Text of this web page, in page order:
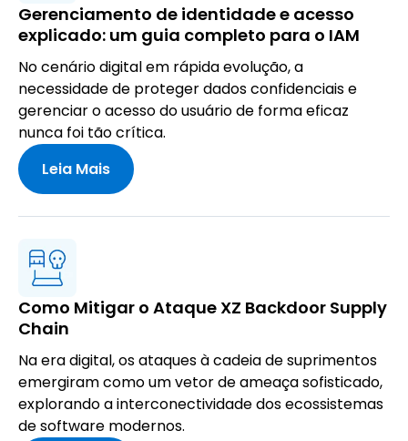
Gerenciamento de identidade e acesso
explicado: um guia completo para o IAM
No cenário digital em rápida evolução, a
necessidade de proteger dados confidenciais e
gerenciar o acesso do usuário de forma eficaz
nunca foi tão crítica.
Leia Mais
Como Mitigar o Ataque XZ Backdoor Supply
Chain
Na era digital, os ataques à cadeia de suprimentos
emergiram como um vetor de ameaça sofisticado,
explorando a interconectividade dos ecossistemas
de software modernos.